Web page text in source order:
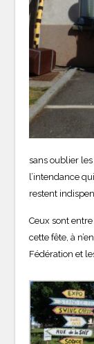
sans oublier
l’intendance
restent
Ceux sont
cette fête, à
Fédération et